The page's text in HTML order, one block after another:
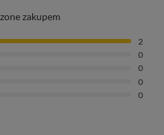
zakupem
2
0
0
0
0